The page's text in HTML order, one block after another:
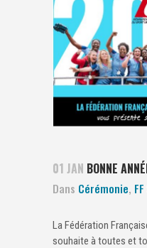
01 JAN BONNE
Dans Cérémonie,
La Fédération
souhaite à toutes et